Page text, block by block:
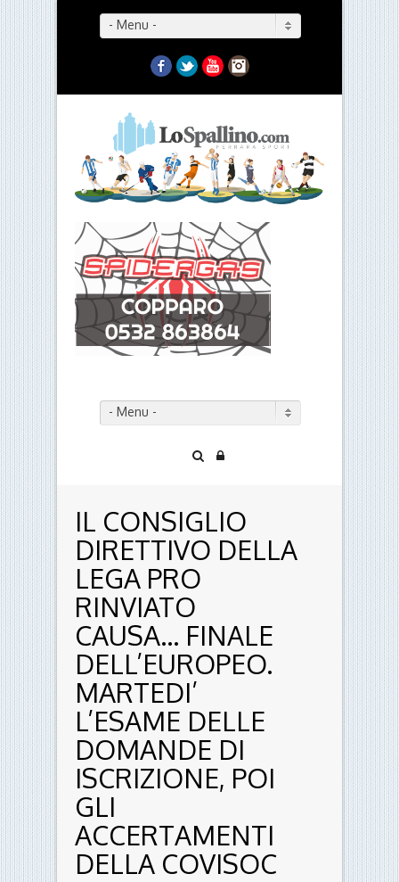
- Menu -
Facebook
TwitterYouTubeInstagram
- Menu -
IL CONSIGLIO
DIRETTIVO DELLA
LEGA PRO
RINVIATO
CAUSA… FINALE
DELL’EUROPEO.
MARTEDI’
L’ESAME DELLE
DOMANDE DI
ISCRIZIONE, POI
GLI
ACCERTAMENTI
DELLA COVISOC